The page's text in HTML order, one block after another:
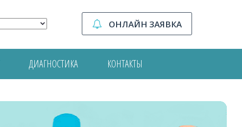
ОНЛАЙН ЗАЯВКА
ДИАГНОСТИКА КОНТАКТЫ